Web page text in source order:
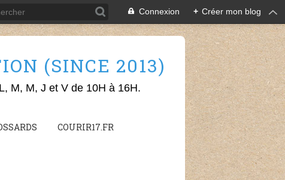
Connexion + Créer mon blog
(SINCE 2013)
M, M, J et V de 10H à 16H.
COURIR17.FR